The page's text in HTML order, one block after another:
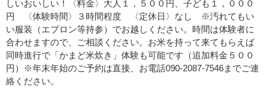
しいおいしい！〈料金〉大人１，５００円、子ども１，０００
円 〈体験時間〉３時間程度 〈定休日〉なし ※汚れてもい
い服装（エプロン等持参）でお越しください。時間は体験者に
合わせますので、ご相談ください。お米を持って来てもらえば
同時進行で「かまど米炊き」体験も可能です（追加料金５００
円）※年末年始のご予約は直接、お電話090-2087-7546までご連
絡ください。